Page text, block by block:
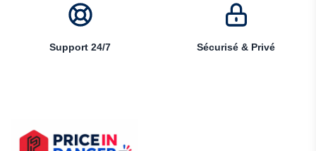
Support 24/7 Sécurisé & Privé